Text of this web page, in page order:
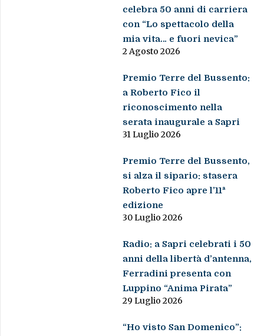
celebra 50 anni di carriera
con “Lo spettacolo della
mia vita… e fuori nevica”
2 Agosto 2026
Premio Terre del Bussento:
a Roberto Fico il
riconoscimento nella
serata inaugurale a Sapri
31 Luglio 2026
Premio Terre del Bussento,
si alza il sipario: stasera
Roberto Fico apre l’11ª
edizione
30 Luglio 2026
Radio: a Sapri celebrati i 50
anni della libertà d’antenna,
Ferradini presenta con
Luppino “Anima Pirata”
29 Luglio 2026
“Ho visto San Domenico”: